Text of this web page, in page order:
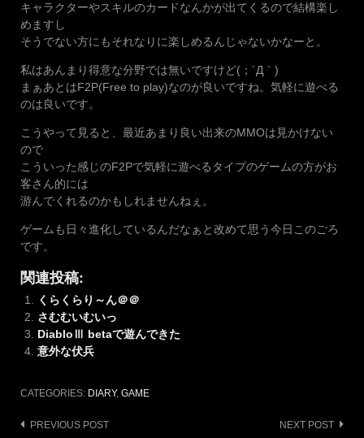
キャラクターやスキルのカードなんかが出てくるので結構楽し
めますし
そうでない方にもそれなりに楽しめるんじゃないかなーと。
私はあんまり得意な分野では無いですけど(；´Д｀)
まぁあとはF2P(Free to play)なのが良いですね。気軽に遊べる
のは良いです。
こうやって見ると、最近あまり良い出来のMMOは見かけない
ので
こういった感じのF2Pで気軽に遊べるタイプのゲームの方がお
客さん的には
游んでくれるのかもしれませんねぇ。
ゲームも日々進化しているんだなぁと改めて思う今日このごろ
です。
関連投稿:
くらくらり～ん＠＠
さむむいむいっ
DiabloⅢ betaで遊んできた
意外な伏兵
CATEGORIES: DIARY, GAME
Post
PREVIOUS POST NEXT POST